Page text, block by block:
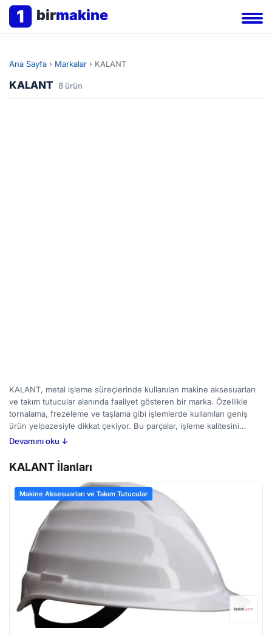
1 birmakine
Ana Sayfa › Markalar › KALANT
KALANT 8 ürün
KALANT, metal işleme süreçlerinde kullanılan makine aksesuarları
ve takım tutucular alanında faaliyet gösteren bir marka. Özellikle
tornalama, frezeleme ve taşlama gibi işlemlerde kullanılan geniş
ürün yelpazesiyle dikkat çekiyor. Bu parçalar, işleme kalitesini
artırmak, üretim verimliliğini yükseltmek ve tezgahların ömrünü
farklı çap ve geometrilere sahip kesici uçları güvenli bir şekilde
sabitleyerek hassas çalışmalar yapılmasını mümkün kılar. Makine
aksesuarları arasında ise frez dirsekleri, adaptörler ve diğer
bağlama elemanları yer alıyor. BirMakine’de KALANT ürünlerini
inceleyebilir, yeni ve ikinci el ilanları karşılaştırarak ihtiyaçlarınıza
uygun seçeneği bulabilirsiniz. Bu parçaların seçimi, işlenecek
malzemenin türü ve tezgahın özellikleriyle uyumlu olmalıdır.
Devamını oku ↓
KALANT İlanları
Makine Aksesuarları ve Takım Tutucular